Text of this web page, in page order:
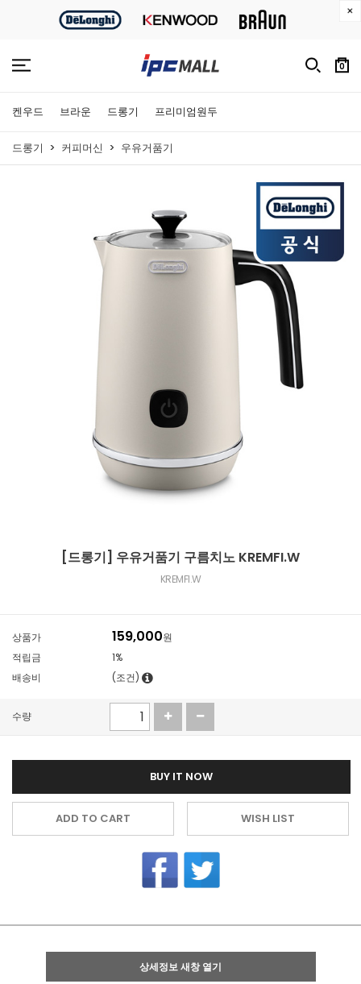
0
켄우드 브라운 드롱기 프리미엄원두
드롱기 커피머신 우유거품기
[드롱기] 우유거품기 구름치노 KREMFI.W
KREMFI.W
상품가 159,000원
적립금
1%
배송비
(조건)
수량
BUY IT NOW
ADD TO CART WISH LIST
상세정보 새창 열기